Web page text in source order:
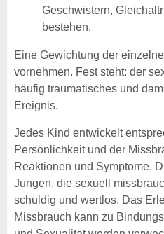
Geschwistern,
bestehen.
Eine Gewichtung der
vornehmen. Fest steht: der
häufig traumatisches und
Ereignis.
Jedes Kind entwickelt
Persönlichkeit und der
Reaktionen und Symptome.
Jungen, die sexuell
schuldig und wertlos. Das
Missbrauch kann zu